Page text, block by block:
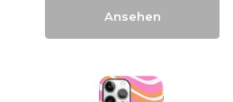
Ansehen